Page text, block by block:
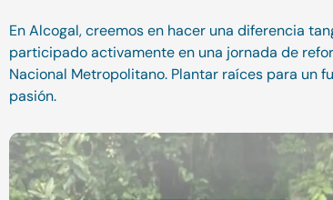
En Alcogal, creemos en hacer una diferencia
participado activamente en una jornada de
Nacional Metropolitano. Plantar raíces para un
pasión.